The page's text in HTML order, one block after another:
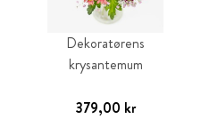
Dekoratørens
krysantemum
379,00 kr